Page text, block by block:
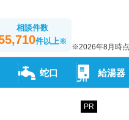
相談件数
件以上※
※2026年8月時点
蛇口 給湯器
PR